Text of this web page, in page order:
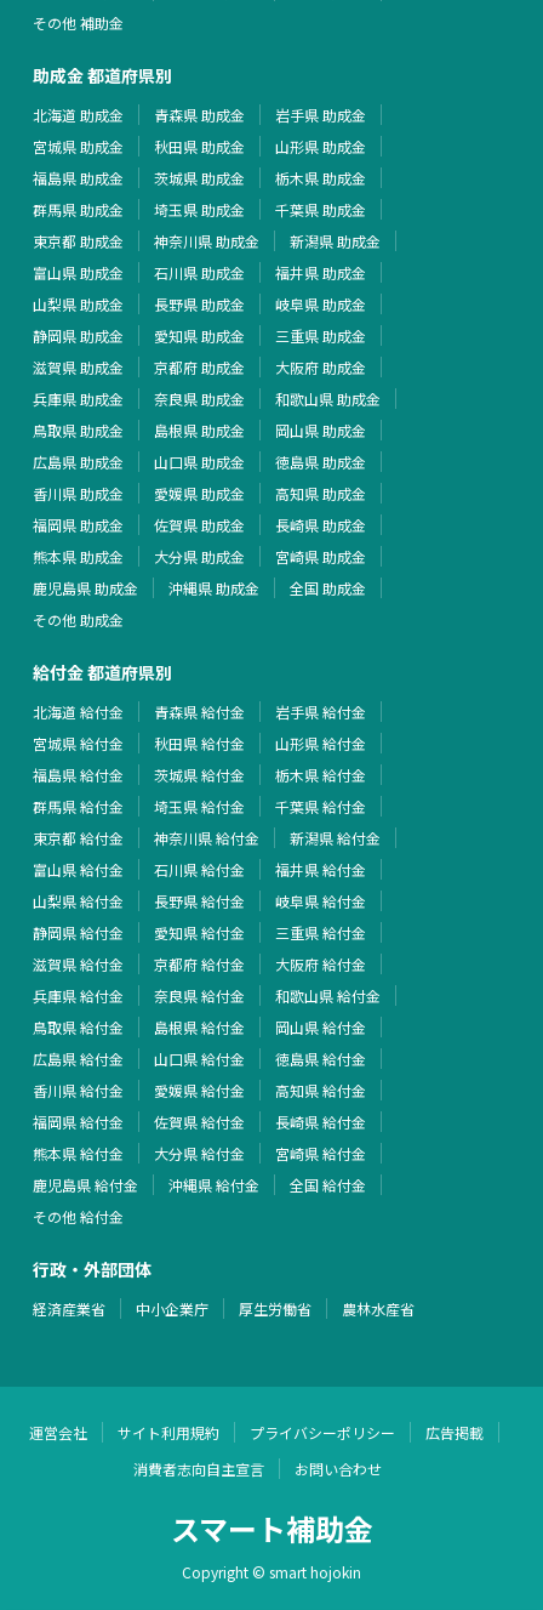
その他 補助金
助成金 都道府県別
北海道 助成金 青森県 助成金
岩手県 助成金
宮城県 助成金
秋田県 助成金
山形県 助成金
福島県 助成金
茨城県 助成金
栃木県 助成金
群馬県 助成金
埼玉県 助成金
千葉県 助成金
東京都 助成金
神奈川県 助成金
新潟県 助成金
富山県 助成金
石川県 助成金
福井県 助成金
山梨県 助成金
長野県 助成金
岐阜県 助成金
静岡県 助成金
愛知県 助成金
三重県 助成金
滋賀県 助成金
京都府 助成金
大阪府 助成金
兵庫県 助成金
奈良県 助成金
和歌山県 助成金
鳥取県 助成金
島根県 助成金
岡山県 助成金
広島県 助成金
山口県 助成金
徳島県 助成金
香川県 助成金
愛媛県 助成金
高知県 助成金
福岡県 助成金
佐賀県 助成金
長崎県 助成金
熊本県 助成金
大分県 助成金
宮崎県 助成金
鹿児島県 助成金
沖縄県 助成金
全国 助成金
その他 助成金
給付金 都道府県別
北海道 給付金 青森県 給付金
岩手県 給付金
宮城県 給付金
秋田県 給付金
山形県 給付金
福島県 給付金
茨城県 給付金
栃木県 給付金
群馬県 給付金
埼玉県 給付金
千葉県 給付金
東京都 給付金
神奈川県 給付金
新潟県 給付金
富山県 給付金
石川県 給付金
福井県 給付金
山梨県 給付金
長野県 給付金
岐阜県 給付金
静岡県 給付金
愛知県 給付金
三重県 給付金
滋賀県 給付金
京都府 給付金
大阪府 給付金
兵庫県 給付金
奈良県 給付金
和歌山県 給付金
鳥取県 給付金
島根県 給付金
岡山県 給付金
広島県 給付金
山口県 給付金
徳島県 給付金
香川県 給付金
愛媛県 給付金
高知県 給付金
福岡県 給付金
佐賀県 給付金
長崎県 給付金
熊本県 給付金
大分県 給付金
宮崎県 給付金
鹿児島県 給付金
沖縄県 給付金
全国 給付金
その他 給付金
行政・外部団体
経済産業省 中小企業庁 厚生労働省 農林水産省
運営会社 サイト利用規約 プライバシーポリシー
広告掲載
消費者志向自主宣言
お問い合わせ
スマート補助金
Copyright © smart hojokin